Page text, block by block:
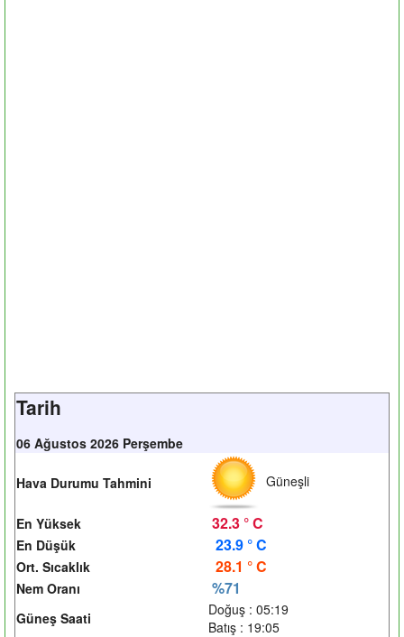
Tarih
06 Ağustos 2026 Perşembe
Hava Durumu Tahmini Güneşli
En Yüksek 32.3 ° C
En Düşük 23.9 ° C
Ort. Sıcaklık 28.1 ° C
Nem Oranı %71
Güneş Saati
Doğuş : 05:19
Batış : 19:05